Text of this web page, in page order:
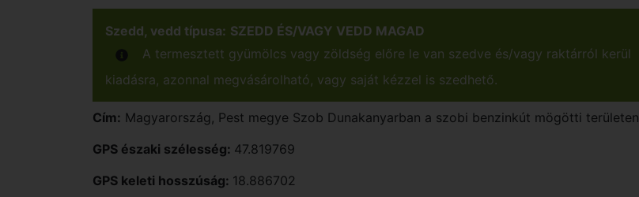
Szedd, vedd típusa: SZEDD ÉS/VAGY VEDD MAGAD
A termesztett gyümölcs vagy zöldség előre le van szedve és/vagy raktárról kerül
kiadásra, azonnal megvásárolható, vagy saját kézzel is szedhető.
Cím: Magyarország , Pest megye Szob Dunakanyarban a szobi benzinkút mögötti területen
GPS északi szélesség: 47.819769
GPS keleti hosszúság: 18.886702